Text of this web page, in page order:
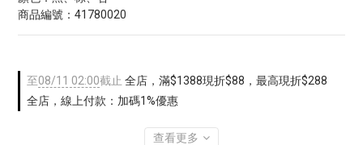
商品編號：41780020
至08/11 02:00截止 全店，滿$1388現折$88，最高現折$288
全店，線上付款：加碼1%優惠
查看更多